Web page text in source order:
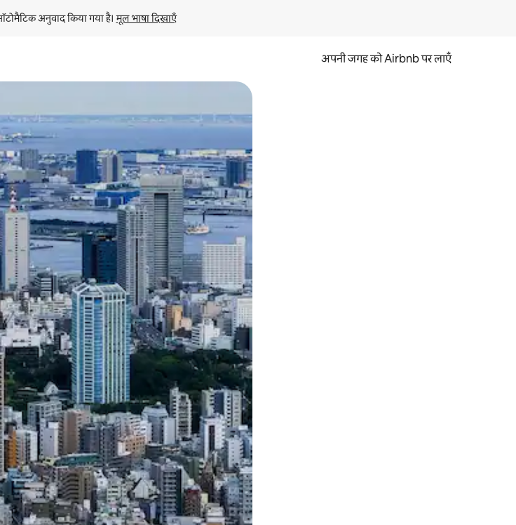
अनुवाद किया गया है। मूल भाषा दिखाएँ
अपनी जगह को Airbnb पर लाएँ
स्वाइप जेस्चर का इस्तेमाल करके एक्सप्लोर करें।